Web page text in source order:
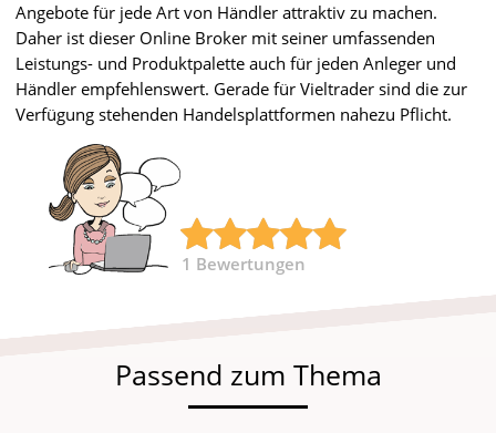
Angebote für jede Art von Händler attraktiv zu machen.
Daher ist dieser Online Broker mit seiner umfassenden
Leistungs- und Produktpalette auch für jeden Anleger und
Händler empfehlenswert. Gerade für Vieltrader sind die zur
Verfügung stehenden Handelsplattformen nahezu Pflicht.
1 Bewertungen
Passend zum Thema